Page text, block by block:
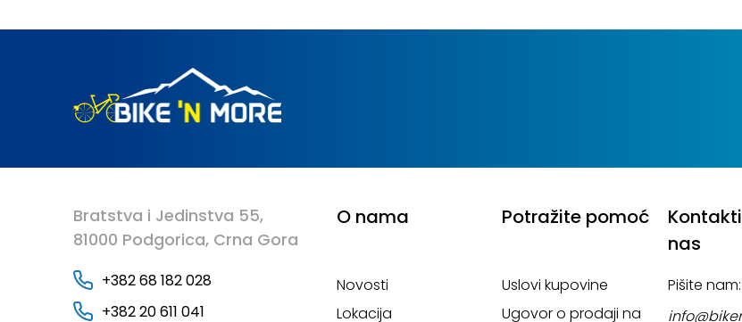
Bratstva i Jedinstva 55,
81000 Podgorica, Crna Gora
+382 68 182 028
+382 20 611 041
O nama
Novosti
Lokacija
Potražite pomoć
Uslovi kupovine
Ugovor o prodaji na
nas
Pišite nam: